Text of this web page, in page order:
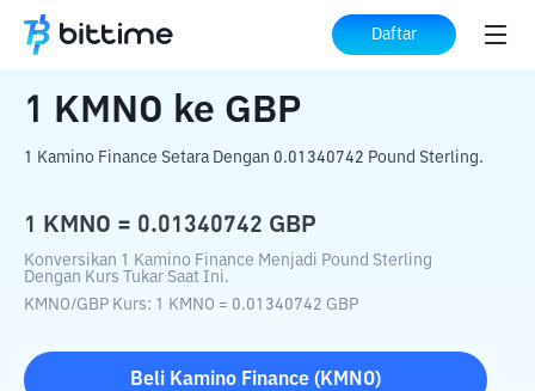
Daftar
Beranda Konverter Kripto KMNO GBP
1 KMNO ke GBP
1 Kamino Finance Setara Dengan 0.01340742 Pound Sterling.
1 KMNO = 0.01340742 GBP
Konversikan 1 Kamino Finance Menjadi Pound Sterling
Dengan Kurs Tukar Saat Ini.
KMNO/GBP Kurs: 1 KMNO = 0.01340742 GBP
Beli Kamino Finance ( KMNO)